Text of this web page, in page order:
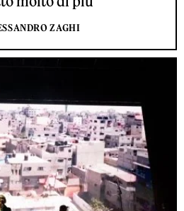
ZAGHI